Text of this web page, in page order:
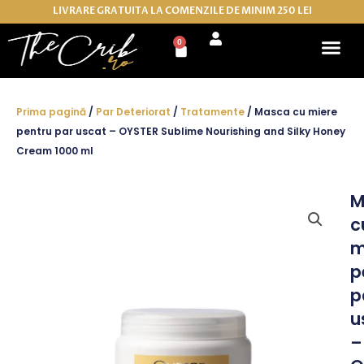
to
content
LIVRARE GRATUITA LA COMENZILE DE MINIM 250 LEI
0
Cart
Prima pagină / Par Deteriorat / Tratamente / Masca cu miere
pentru par uscat – OYSTER Sublime Nourishing and Silky Honey
Cream 1000 ml
–